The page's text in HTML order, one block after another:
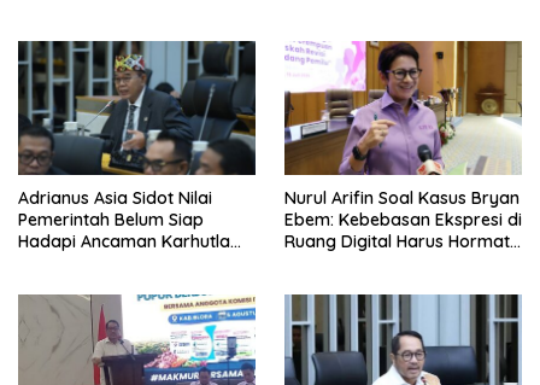
Adrianus Asia Sidot Nilai
Pemerintah Belum Siap
Hadapi Ancaman Karhutla
Nurul Arifin Soal Kasus Bryan
Ebem: Kebebasan Ekspresi di
Ruang Digital Harus Hormati